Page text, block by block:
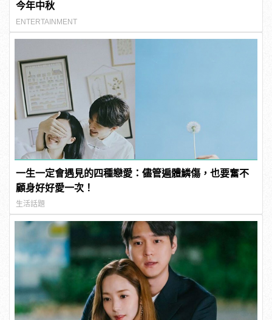
今年中秋
ENTERTAINMENT
一生一定會遇見的四種戀愛：儘管遍體鱗傷，也要奮不
顧身好好愛一次！
生活話題